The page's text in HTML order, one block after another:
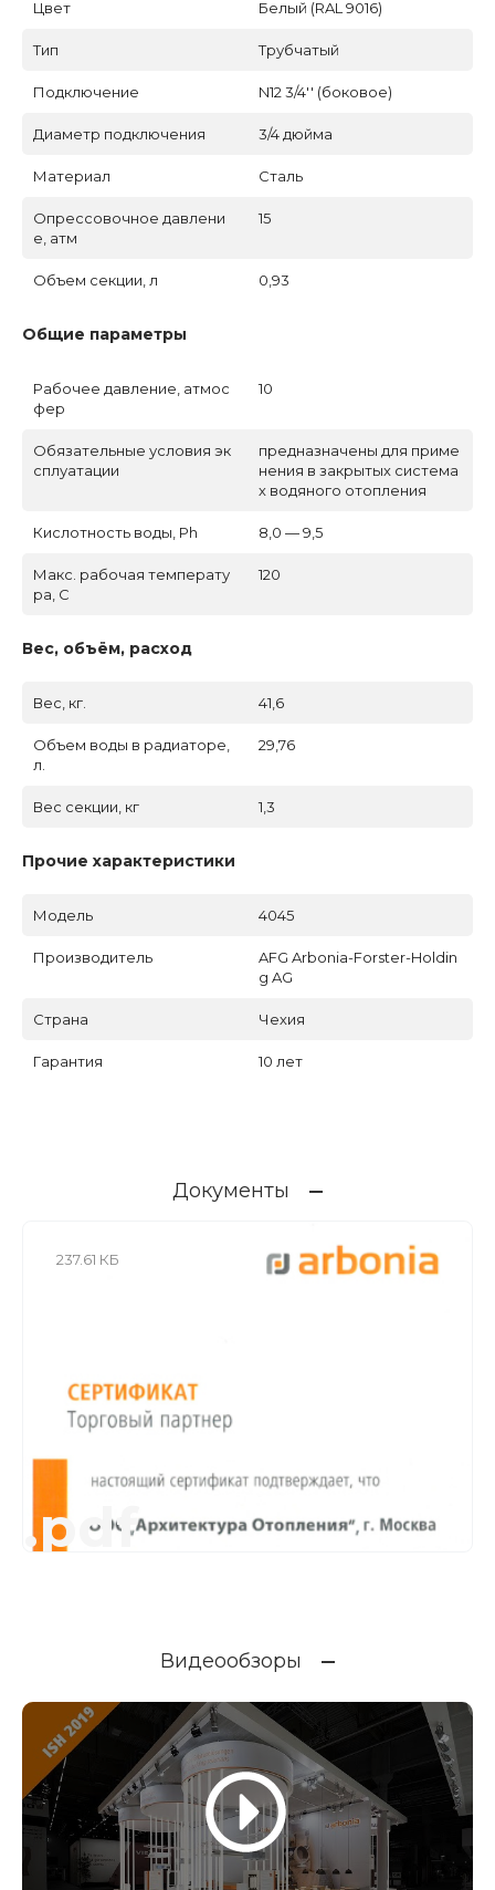
Цвет Белый (RAL 9016)
Тип Трубчатый
Подключение N12 3/4'' (боковое)
Диаметр подключения 3/4 дюйма
Материал Сталь
Опрессовочное давлени
е, атм
15
Объем секции, л 0,93
Общие параметры
Рабочее давление, атмос
фер
10
Обязательные условия эк
сплуатации
предназначены для приме
нения в закрытых система
х водяного отопления
Кислотность воды, Ph 8,0 — 9,5
Макс. рабочая температу
ра, C
120
Вес, объём, расход
Вес, кг. 41,6
Объем воды в радиаторе,
л.
29,76
Вес секции, кг 1,3
Прочие характеристики
Модель 4045
Производитель
AFG Arbonia-Forster-Holdin
g AG
Страна Чехия
Гарантия 10 лет
Документы
237.61 КБ
.pdf
Видеообзоры